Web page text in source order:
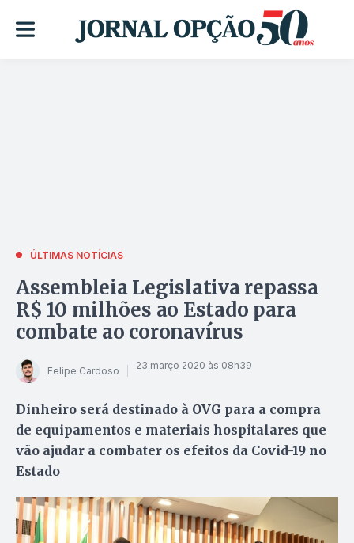
ÚLTIMAS NOTÍCIAS
Assembleia Legislativa repassa
R$ 10 milhões ao Estado para
combate ao coronavírus
Felipe Cardoso 23 março 2020 às 08h39
Dinheiro será destinado à OVG para a compra
de equipamentos e materiais hospitalares que
vão ajudar a combater os efeitos da Covid-19 no
Estado